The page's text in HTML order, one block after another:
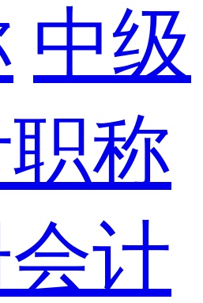
中级
称
计